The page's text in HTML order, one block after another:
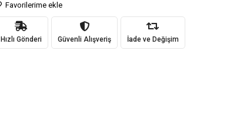
Favorilerime ekle
Hızlı Gönderi Güvenli Alışveriş İade ve Değişim